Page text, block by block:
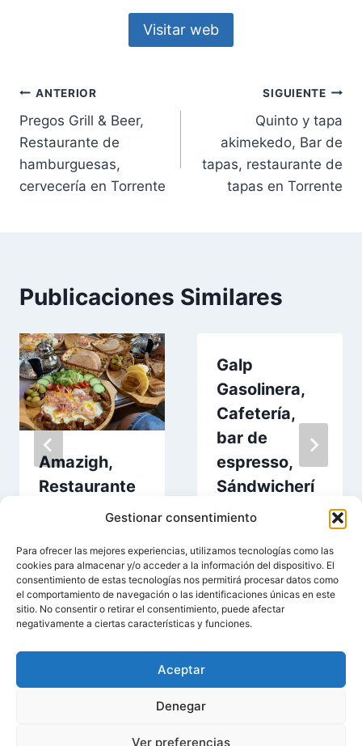
Gestionar consentimiento
Para ofrecer las mejores experiencias, utilizamos tecnologías como las
cookies para almacenar y/o acceder a la información del dispositivo. El
consentimiento de estas tecnologías nos permitirá procesar datos como
el comportamiento de navegación o las identificaciones únicas en este
sitio. No consentir o retirar el consentimiento, puede afectar
negativamente a ciertas características y funciones.
Aceptar
Denegar
Ver preferencias
Visitar web
Navegación
de
entradas
ANTERIOR
Pregos Grill & Beer,
Restaurante de
hamburguesas,
cervecería en Torrente
SIGUIENTE
Quinto y tapa
akimekedo, Bar de
tapas, restaurante de
tapas en Torrente
Publicaciones Similares
Amazigh,
Restaurante
en Torrente
Galp
Gasolinera,
Cafetería,
bar de
espresso,
Sándwicherí
a en Torrente
© 2026 Entorrente.Com | Negocios En Torrente |